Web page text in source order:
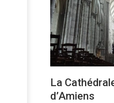
La
d’Amiens